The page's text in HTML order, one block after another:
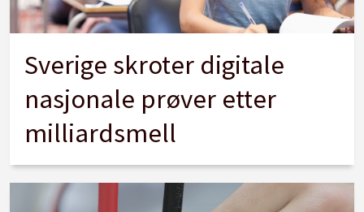
Sverige skroter digitale
nasjonale prøver etter
milliardsmell